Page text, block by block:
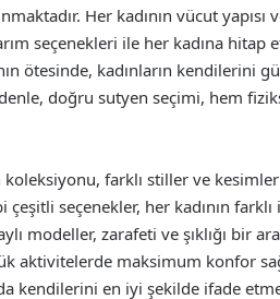
Her kadının vücut yapısı
seçenekleri ile her kadına hitap
ötesinde, kadınların kendilerini
doğru sutyen seçimi, hem
farklı stiller ve
seçenekler, her kadının
modeller, zarafeti ve şıklığı bir
aktivitelerde maksimum konfor
kendilerini en iyi şekilde ifade